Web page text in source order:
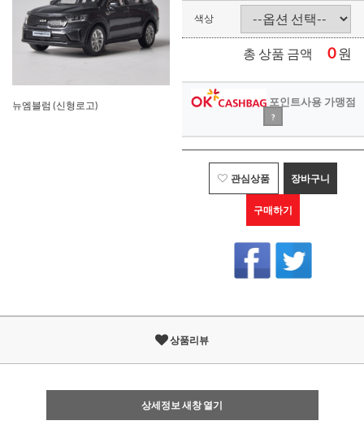
뉴엠블럼 (신형로고)
색상
총 상품 금액 0원
포인트사용 가맹점
?
관심상품 장바구니
구매하기
상품리뷰
상세정보 새창 열기